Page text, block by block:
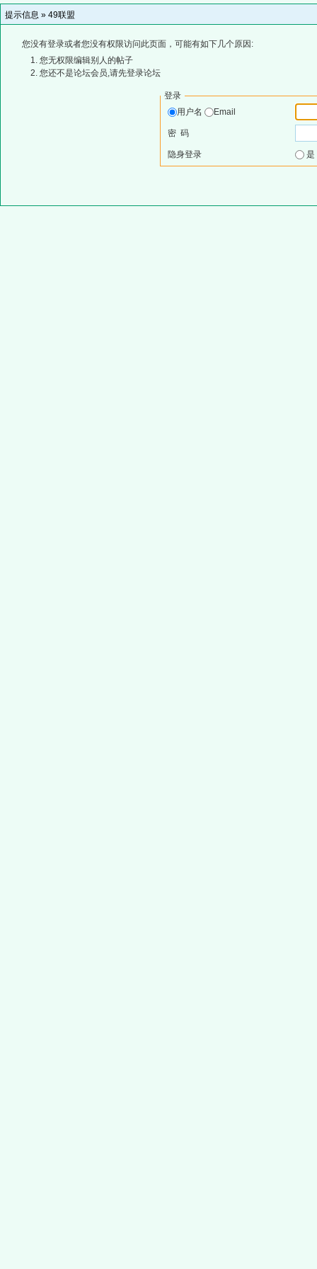
提示信息 » 49联盟
您没有登录或者您没有权限访问此页面，可能有如下几个原因:
您无权限编辑别人的帖子
您还不是论坛会员,请先登录论坛
登录
用户名
Email
密 码
隐身登录